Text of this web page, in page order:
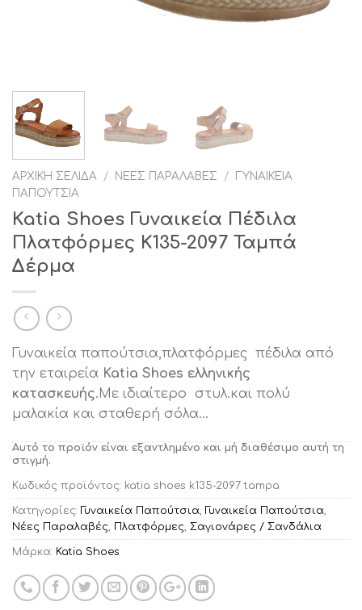
ΑΡΧΙΚΉ ΣΕΛΊΔΑ / ΝΈΕΣ ΠΑΡΑΛΑΒΈΣ /
ΓΥΝΑΙΚΕΊΑ
ΠΑΠΟΎΤΣΙΑ
Katia Shoes Γυναικεία Πέδιλα
Πλατφόρμες Κ135-2097 Ταμπά
Δέρμα
Γυναικεία παπούτσια,πλατφόρμες πέδιλα από
την εταιρεία Katia Shoes ελληνικής
κατασκευής.Με ιδιαίτερο στυλ.και πολύ
μαλακία και σταθερή σόλα…
Αυτό το προϊόν είναι εξαντλημένο και μή διαθέσιμο αυτή τη
στιγμή.
Κωδικός προϊόντος: katia shoes k135-2097 tampa
Κατηγορίες: Γυναικεία Παπούτσια, Γυναικεία Παπούτσια,
Νέες Παραλαβές, Πλατφόρμες, Σαγιονάρες / Σανδάλια
Μάρκα: Katia Shoes